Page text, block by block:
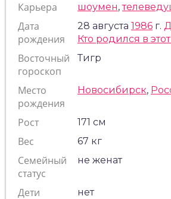
Карьера шоумен,
Дата
рождения
28 августа 1986 г.
Кто родился в
Восточный
гороскоп
Тигр
Место
рождения
Новосибирск,
Рост 171 см
Вес 67 кг
Семейный
статус
не женат
Дети нет